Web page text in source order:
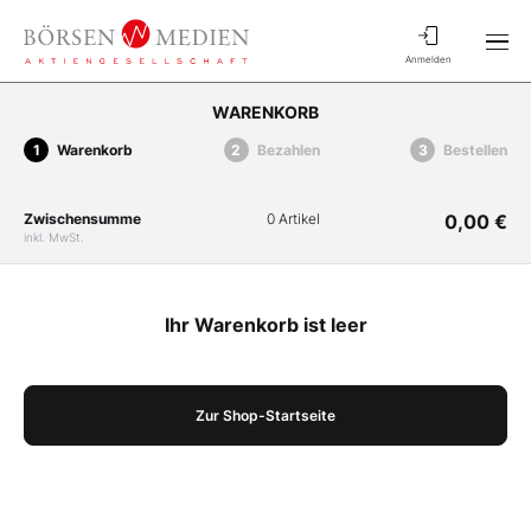
Anmelden
WARENKORB
Warenkorb Bezahlen Bestellen
Zwischensumme
inkl. MwSt.
0 Artikel 0,00 €
Ihr Warenkorb ist leer
Zur Shop-Startseite